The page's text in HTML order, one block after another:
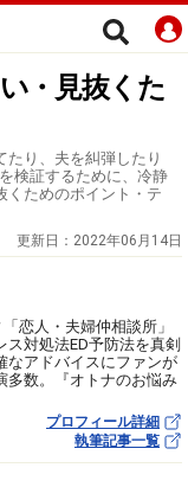
・見抜くた
たり、夫を糾弾したり
検証するために、冷静
くためのポイント・テ
更新日： 2022年06月14日
恋人・夫婦仲相談所」
対処法ED予防法を真剣
なアドバイスにファンが
多数。『オトナのお悩み
プロフィール詳細
執筆記事一覧